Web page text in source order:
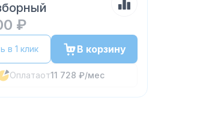
₽
в 1 клик В корзину
Оплатаот11 728 ₽/мес